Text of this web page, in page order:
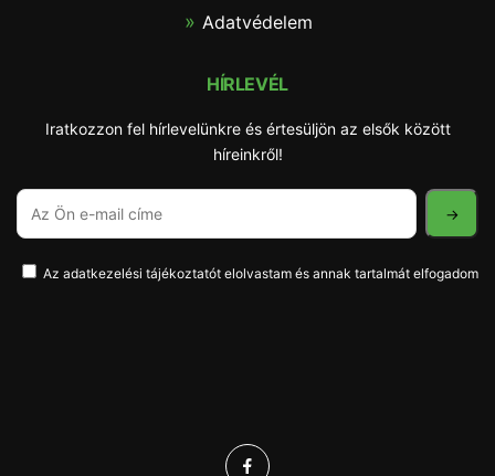
Adatvédelem
HÍRLEVÉL
Iratkozzon fel hírlevelünkre és értesüljön az elsők között
híreinkről!
Az adatkezelési tájékoztatót elolvastam és annak tartalmát elfogadom